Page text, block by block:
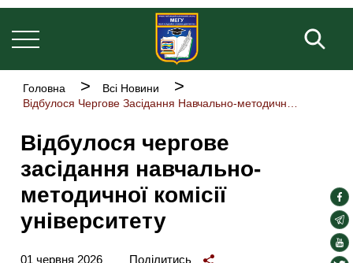
Перейти
до
основного
вмісту
Основна
Рядок
навіґації
Головна
Всі Новини
Відбулося чергове
засідання навчально-
методичної комісії
університету
01 червня 2026 Поділитись